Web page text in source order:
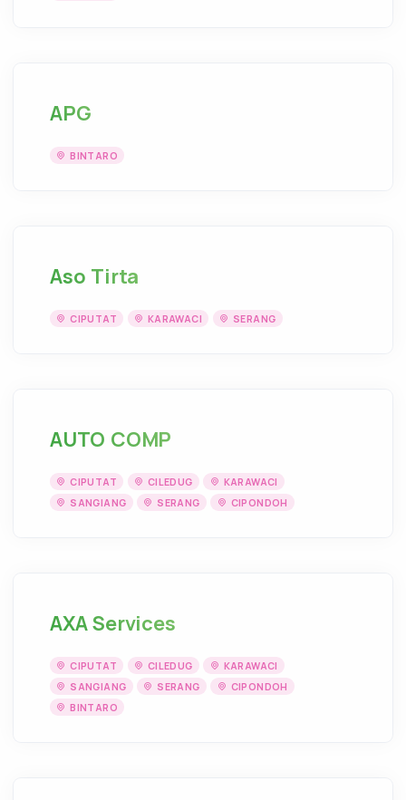
APG
BINTARO
Aso Tirta
CIPUTAT KARAWACI SERANG
AUTO COMP
CIPUTAT CILEDUG
KARAWACI
SANGIANG
SERANG CIPONDOH
AXA Services
CIPUTAT CILEDUG
KARAWACI
SANGIANG
SERANG
CIPONDOH
BINTARO